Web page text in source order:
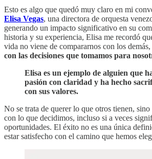
Esto es algo que quedó muy claro en mi
Elisa Vegas, una directora de orquesta
generando un impacto significativo en su
historia y su experiencia, Elisa me recordó
vida no viene de compararnos con los
con las decisiones que tomamos para
Elisa es un ejemplo de alguien que
pasión con claridad y ha hecho
con sus valores.
No se trata de querer lo que otros tienen, sino
con lo que decidimos, incluso si a veces
oportunidades. El éxito no es una única
estar satisfecho con el camino que hemos